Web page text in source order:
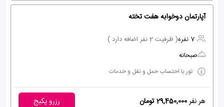
آپارتمان دوخوابه هفت تخته
7 نفره
( ظرفیت 2 نفر اضافه دارد )
صبحانه
تور با احتساب حمل و نقل و خدمات
هر نفر29,450,000 تومان رزرو پکیج